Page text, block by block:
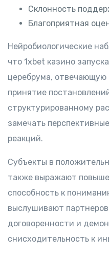
Склонность
Благоприятная
Нейробиологические
что 1xbet казино
церебрума, отвечающую
принятие
структурированному
замечать
реакций.
Субъекты в
также выражают
способность к
выслушивают
договоренности и
снисходительность к